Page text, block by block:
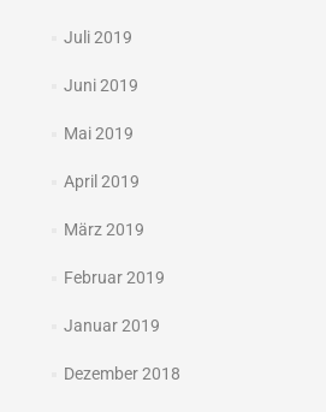
Juli 2019
Juni 2019
Mai 2019
April 2019
März 2019
Februar 2019
Januar 2019
Dezember 2018